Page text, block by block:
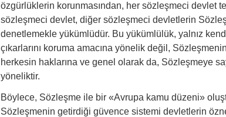
özgürlüklerin korunmasından, her sözleşmeci devlet
sözleşmeci devlet, diğer sözleşmeci devletlerin
denetlemekle yükümlüdür. Bu yükümlülük, yalnız
çıkarlarını koruma amacına yönelik değil,
herkesin haklarına ve genel olarak da, Sözleşmeye
yöneliktir.
Böylece, Sözleşme ile bir «Avrupa kamu düzeni»
Sözleşmenin getirdiği güvence sistemi devletlerin